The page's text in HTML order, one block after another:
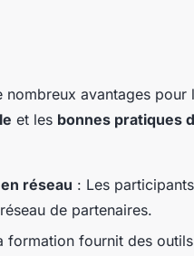
avantages pour
et les bonnes pratiques
réseau : Les
de partenaires.
formation fournit des